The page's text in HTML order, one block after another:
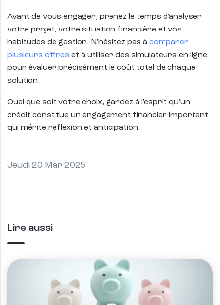
Avant de vous engager, prenez le temps d'analyser
votre projet, votre situation financière et vos
habitudes de gestion. N'hésitez pas à comparer
plusieurs offres et à utiliser des simulateurs en ligne
pour évaluer précisément le coût total de chaque
solution.
Quel que soit votre choix, gardez à l'esprit qu'un
crédit constitue un engagement financier important
qui mérite réflexion et anticipation.
Jeudi 20 Mar 2025
Lire aussi